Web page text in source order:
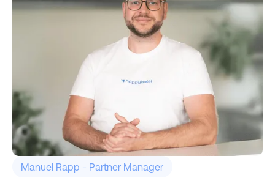
Manuel Rapp - Partner Manager